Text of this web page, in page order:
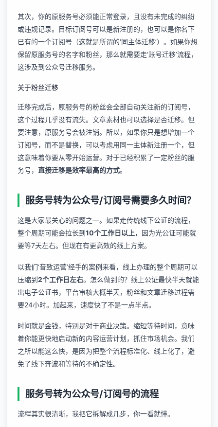
其次，你的原服务号必须能正常登录，且没有未完成的纠纷
或违规记录。目标订阅号可以是新注册的，也可以是你名下
已有的一个订阅号（这就是所谓的‘同主体迁移’）。如果你想
保留原服务号的名字和粉丝，那么就需要走‘账号迁移’流程，
这涉及到公众号迁移服务。
关于粉丝迁移
迁移完成后，原服务号的粉丝会全部自动关注新的订阅号，
这个过程几乎没有流失。文章素材也可以选择是否迁移。但
要注意，原服务号会被注销。所以，如果你只是想增加一个
订阅号，而不是替换，可以考虑用同一主体新注册一个，但
这意味着你要从零开始运营。对于已经积累了一定粉丝的服
务号， 直接迁移是效率最高的方式。
服务号转为公众号/订阅号需要多久时间？
这是大家最关心的问题之一。如果走传统线下公证的流程，
整个周期可能会拉长到10个工作日以上，因为光公证可能就
要等7天左右。但现在有更高效的线上方案。
以我们‘音致运营’经手的案例来看，线上办理的整个周期可以
压缩到2个工作日左右。怎么做到的？线上公证最快半天就能
出电子公证书，平台审核大概半天，粉丝和文章迁移过程需
要24小时。加起来，速度快了不是一点半点。
时间就是金钱，特别是对于商业决策。缩短等待时间，意味
着你能更快地启动新的内容运营计划，抓住市场机会。我们
之所以能这么快，是因为把整个流程标准化、线上化了，避
免了线下奔波和等待的不确定性。
服务号转为公众号/订阅号的流程
流程其实很清晰，我把它拆解成几步，你一看就懂。